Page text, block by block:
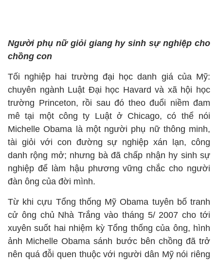
Người phụ nữ giỏi giang hy sinh sự nghiệp cho
chồng con
Tối nghiệp hai trường đại học danh giá của Mỹ:
chuyên ngành Luật Đại học Havard và xã hội học
trường Princeton, rồi sau đó theo đuổi niềm đam
mê tại một công ty Luật ở Chicago, có thể nói
Michelle Obama là một người phụ nữ thông minh,
tài giỏi với con đường sự nghiệp xán lạn, công
danh rộng mở; nhưng bà đã chấp nhận hy sinh sự
nghiệp để làm hậu phương vững chắc cho người
đàn ông của đời mình.
Từ khi cựu Tổng thống Mỹ Obama tuyên bố tranh
cử ông chủ Nhà Trắng vào tháng 5/ 2007 cho tới
xuyên suốt hai nhiệm kỳ Tổng thống của ông, hình
ảnh Michelle Obama sánh bước bên chồng đã trở
nên quá đỗi quen thuộc với người dân Mỹ nói riêng